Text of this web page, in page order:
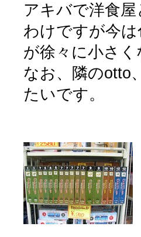
アキバで洋食
わけですが今
が徐々に小さ
なお、隣のotto
たいです。